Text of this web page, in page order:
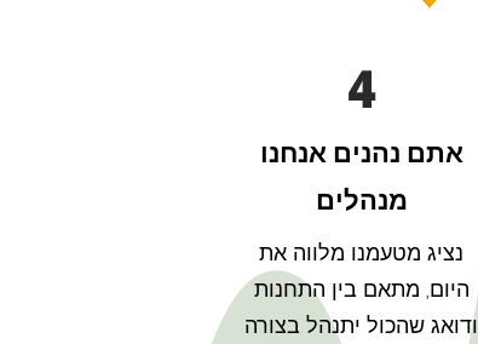
4
אתם נהנים אנחנו
מנהלים
נציג מטעמנו מלווה את
היום, מתאם בין התחנות
ודואג שהכול יתנהל בצורה